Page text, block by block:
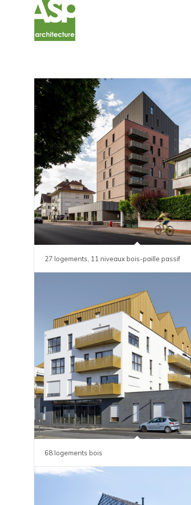
27 logements, 11 niveaux bois-paille passif
68 logements bois